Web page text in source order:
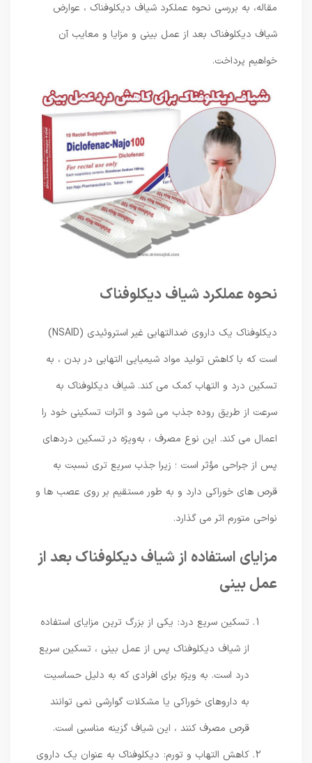
مقاله، به بررسی نحوه عملکرد شیاف دیکلوفناک ، عوارض
شیاف دیکلوفناک بعد از عمل بینی و مزایا و معایب آن
خواهیم پرداخت.
نحوه عملکرد شیاف دیکلوفناک
دیکلوفناک یک داروی ضدالتهابی غیر استروئیدی (NSAID)
است که با کاهش تولید مواد شیمیایی التهابی در بدن ، به
تسکین درد و التهاب کمک می ‌کند. شیاف دیکلوفناک به
سرعت از طریق روده جذب می ‌شود و اثرات تسکینی خود را
اعمال می‌ کند. این نوع مصرف ، به‌ویژه در تسکین دردهای
پس از جراحی مؤثر است ؛ زیرا جذب سریع ‌تری نسبت به
قرص ‌های خوراکی دارد و به طور مستقیم بر روی عصب‌ ها و
نواحی متورم اثر می‌ گذارد.
مزایای استفاده از شیاف دیکلوفناک بعد از
عمل بینی
تسکین سریع درد: یکی از بزرگ ‌ترین مزایای استفاده
از شیاف دیکلوفناک پس از عمل بینی ، تسکین سریع
درد است. به ‌ویژه برای افرادی که به دلیل حساسیت
به داروهای خوراکی یا مشکلات گوارشی نمی ‌توانند
قرص مصرف کنند ، این شیاف گزینه مناسبی است.
کاهش التهاب و تورم: دیکلوفناک به ‌عنوان یک داروی